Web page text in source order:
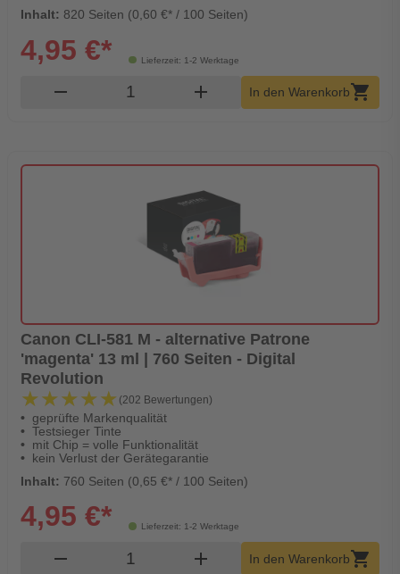
Inhalt: 820 Seiten (0,60 €* / 100 Seiten)
Lieferzeit: 1-2 Werktage
4,95 €*
remove Produkt Warenkorb Menge
add In den Warenkorb shopping_cart
Canon CLI-581 M - alternative Patrone
'magenta' 13 ml | 760 Seiten - Digital
Revolution
★★★★★
★★★★★ (202 Bewertungen)
geprüfte Markenqualität
Testsieger Tinte
mit Chip = volle Funktionalität
kein Verlust der Gerätegarantie
Inhalt: 760 Seiten (0,65 €* / 100 Seiten)
Lieferzeit: 1-2 Werktage
4,95 €*
remove Produkt Warenkorb Menge
add In den Warenkorbshopping_cart